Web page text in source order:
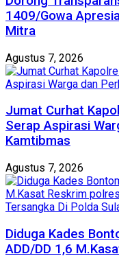
1409/Gowa
Mitra
Agustus 7, 2026
Jumat Curhat
Serap Aspirasi
Kamtibmas
Agustus 7, 2026
Diduga Kades
ADD/DD 1,6